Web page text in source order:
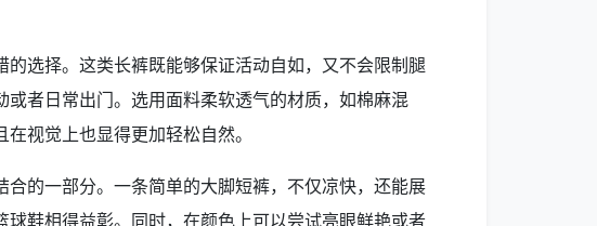
选择。这类长裤既能够保证活动自如，又不会限制腿
者日常出门。选用面料柔软透气的材质，如棉麻混
视觉上也显得更加轻松自然。
合的一部分。一条简单的大脚短裤，不仅凉快，还能展
鞋相得益彰。同时，在颜色上可以尝试亮眼鲜艳或者